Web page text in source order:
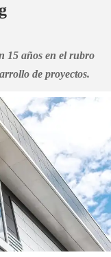
15 años en el rubro
de proyectos.